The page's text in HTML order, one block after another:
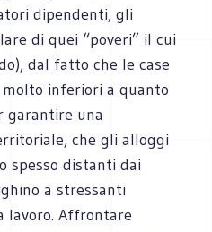
dipendenti, gli
di quei “poveri” il cui
dal fatto che le case
inferiori a quanto
garantire una
che gli alloggi
spesso distanti dai
a stressanti
lavoro. Affrontare